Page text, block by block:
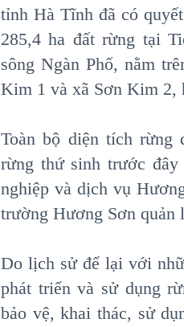
tỉnh Hà Tĩnh đã có
285,4 ha đất rừng tại
sông Ngàn Phố, nằm
Kim 1 và xã Sơn Kim 2,
Toàn bộ diện tích rừng
rừng thứ sinh trước
nghiệp và dịch vụ
trường Hương Sơn quản
Do lịch sử để lại với
phát triển và sử dụng
bảo vệ, khai thác, sử